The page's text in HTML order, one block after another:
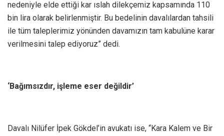
nedeniyle elde ettiği kar ıslah dilekçemiz kapsamında 110
bin lira olarak belirlenmiştir. Bu bedelinin davalılardan tahsili
ile tüm taleplerimiz yönünden davamızın tam kabulüne karar
verilmesini talep ediyoruz” dedi.
‘Bağımsızdır, işleme eser değildir’
Davalı Nilüfer İpek Gökdel’in avukatı ise, “Kara Kalem ve Bir